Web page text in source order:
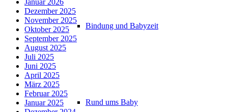
Bindung und Babyzeit
Rund ums Baby
Januar 2026
Dezember 2025
November 2025
Oktober 2025
September 2025
August 2025
Juli 2025
Juni 2025
April 2025
März 2025
Februar 2025
Januar 2025